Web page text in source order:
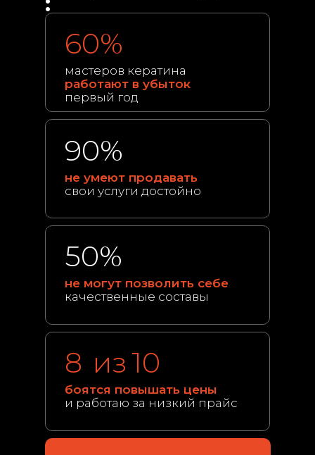
60%
50%
90%
8 из 10
мастеров кератина
работают в убыток
первый год
не могут позволить себе
качественные составы
не умеют продавать
свои услуги достойно
боятся повышать цены
и работаю за низкий прайс